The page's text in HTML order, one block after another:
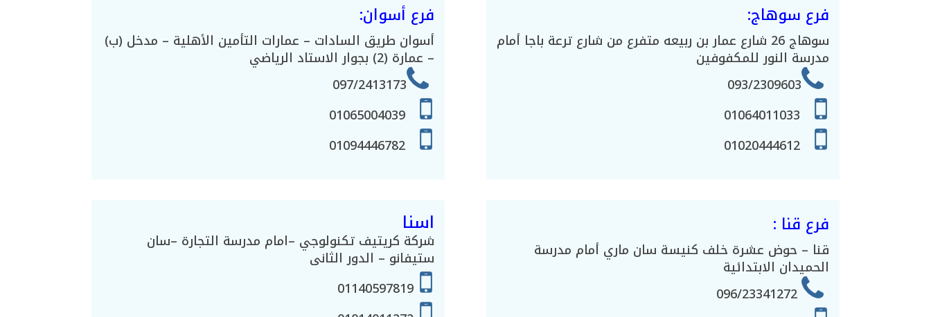
فرع سوهاج:
سوهاج 26 شارع عمار بن ربيعه متفرع من شارع ترعة باجا أمام
مدرسة النور للمكفوفين
093/2309603
فرع قنا :
قنا – حوض عشرة خلف كنيسة سان ماري أمام مدرسة
الحميدان الابتدائية
فرع أسوان:
أسوان طريق السادات – عمارات التأمين الأهلية – مدخل (ب)
– عمارة (2) بجوار الاستاد الرياضي
097/2413173
اسنا
شركة كريتيف تكنولوجي –امام مدرسة التجارة –سان
ستيفانو – الدور الثانى